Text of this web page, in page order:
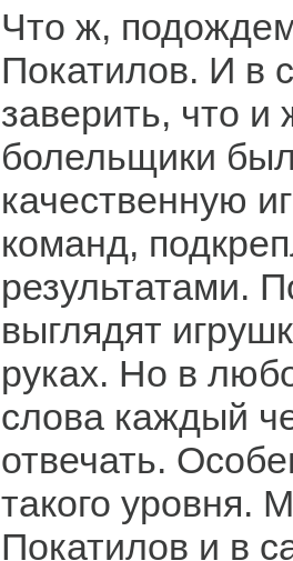
Что ж,
Покатилов. И в
заверить, что
болельщики
качественную
команд,
результатами.
выглядят
руках. Но в
слова каждый
отвечать.
такого уровня.
Покатилов и в